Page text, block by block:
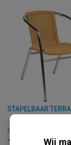
C-U507-NATUREL
Op voorraad